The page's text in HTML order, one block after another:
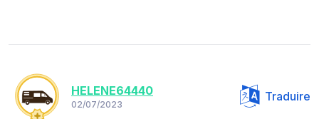
HELENE64440
02/07/2023
Traduire